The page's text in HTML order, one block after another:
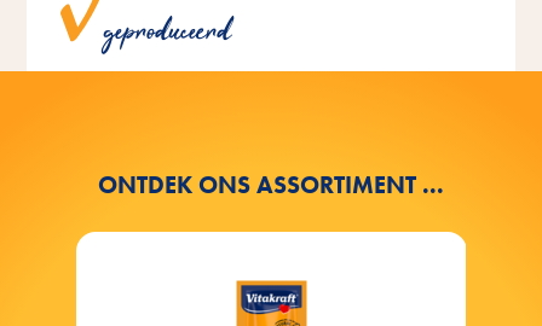
geproduceerd
groene stroom en een eigen waterzuiveringsinstallatie.
ONTDEK ONS ASSORTIMENT ...